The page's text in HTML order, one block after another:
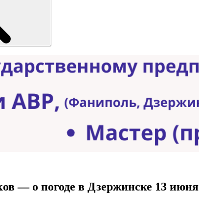
— о погоде в Дзержинске 13 июня